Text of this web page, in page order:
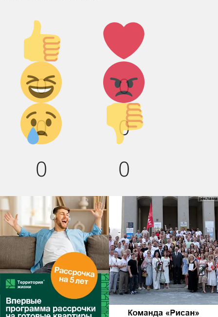
Палец
вверх!
0
Лайк!
0
Дикий
смех!
0
Агрессия!
0
Грусть :(
0
Палец
вниз!
0